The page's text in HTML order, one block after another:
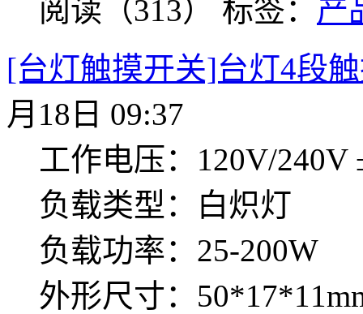
阅读（313） 标签： 产
[台灯触摸开关]台灯4段
月18日 09:37
工作电压：120V/240V
负载类型：白炽灯
负载功率：25-200W
外形尺寸：